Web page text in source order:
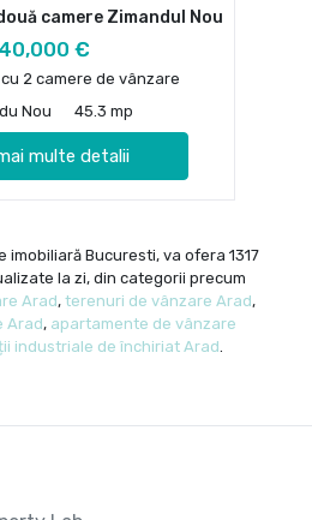
camere Zimandul Nou
40,000 €
2 camere de vânzare
Nou
45.3 mp
multe detalii
imobiliară Bucuresti, va ofera 1317
la zi, din categorii precum
Arad, terenuri de vânzare Arad,
Arad, apartamente de vânzare
industriale de închiriat Arad